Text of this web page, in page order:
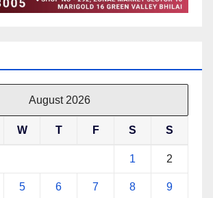
August 2026
W T F S S
1 2
5 6 7 8 9